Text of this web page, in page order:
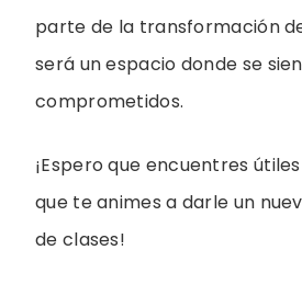
parte de la transformación
será un espacio donde se
comprometidos.
¡Espero que encuentres
que te animes a darle un
de clases!